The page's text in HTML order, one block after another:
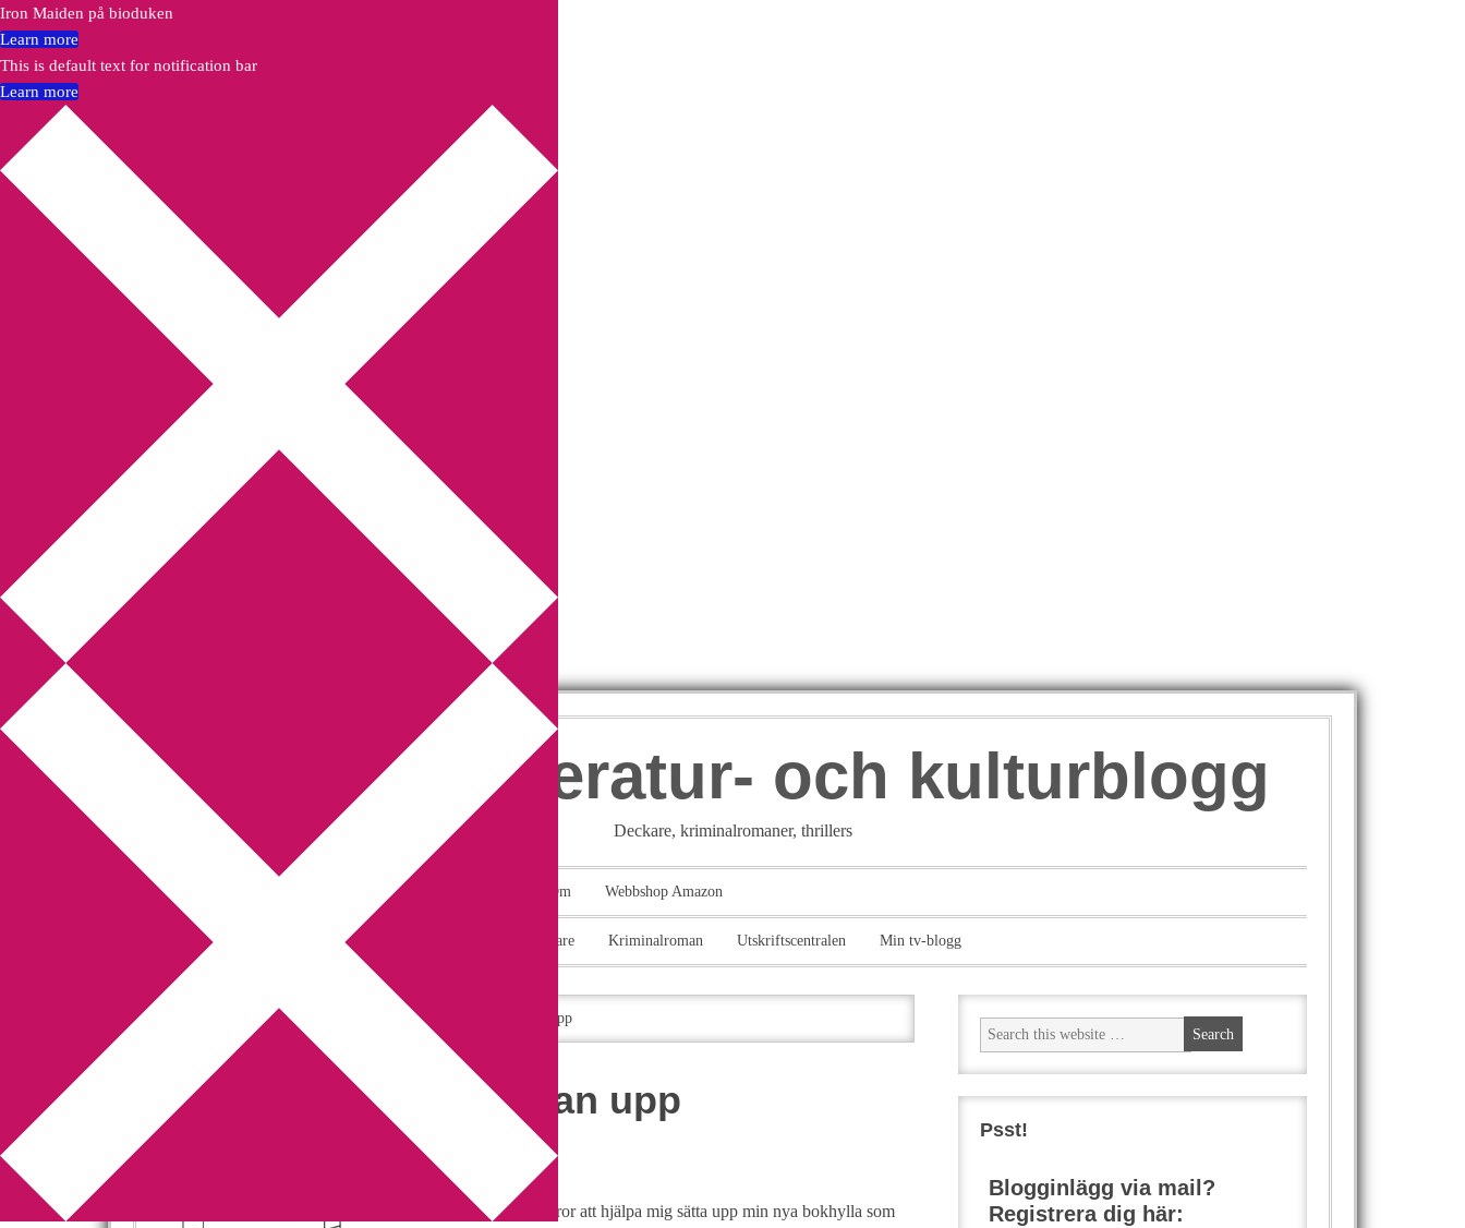
Annikas litteratur- och kulturblogg
Deckare, kriminalromaner, thrillers
Författarfemman Om Webbshop Amazon
Gästinlägg Bokbloggsjerka Deckare Kriminalroman Utskriftscentralen Min tv-blogg
You are here:Home I kväll ska stringhyllan upp
I kväll ska stringhyllan upp
2 Comments
I eftermiddag kommer min bror att hjälpa mig sätta upp min nya bokhylla som
Psst!
Blogginlägg via mail?
Registrera dig här:
Iron Maiden på bioduken
Learn more
This is default text for notification bar
Learn more